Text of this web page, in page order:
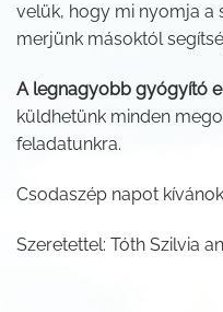
velük, hogy mi nyomja a
merjünk másoktól
A legnagyobb gyógyító
küldhetünk minden
feladatunkra.
Csodaszép napot
Szeretettel: Tóth Szilvia